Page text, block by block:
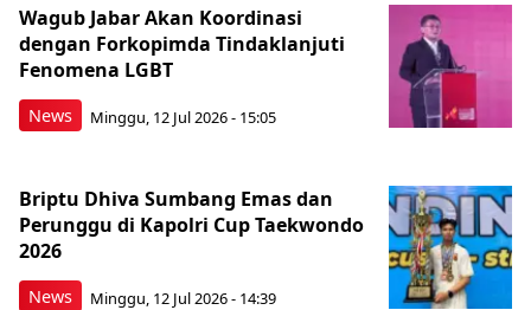
News
Wagub Jabar Akan Koordinasi
dengan Forkopimda Tindaklanjuti
Fenomena LGBT
Minggu, 12 Jul 2026 - 15:05
News
Briptu Dhiva Sumbang Emas dan
Perunggu di Kapolri Cup Taekwondo
2026
Minggu, 12 Jul 2026 - 14:39